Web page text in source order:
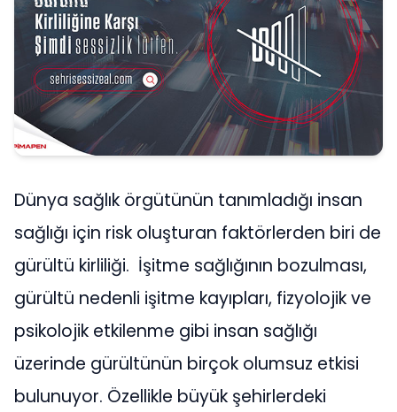
Dünya sağlık örgütünün tanımladığı insan
sağlığı için risk oluşturan faktörlerden biri de
gürültü kirliliği. İşitme sağlığının bozulması,
gürültü nedenli işitme kayıpları, fizyolojik ve
psikolojik etkilenme gibi insan sağlığı
üzerinde gürültünün birçok olumsuz etkisi
bulunuyor. Özellikle büyük şehirlerdeki